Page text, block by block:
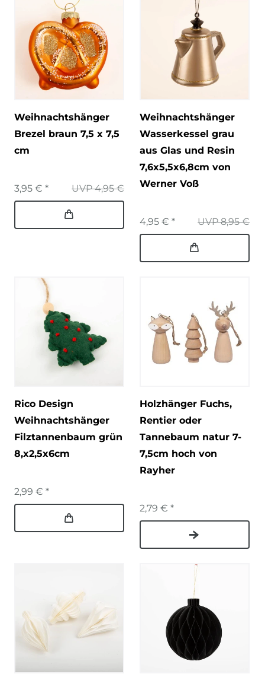
Weihnachtshänger
Brezel braun 7,5 x 7,5
cm
UVP 4,95 €
3,95 € *
Weihnachtshänger
Wasserkessel grau
aus Glas und Resin
7,6x5,5x6,8cm von
Werner Voß
UVP 8,95 €
4,95 € *
Rico Design
Weihnachtshänger
Filztannenbaum grün
8,x2,5x6cm
2,99 € *
Holzhänger Fuchs,
Rentier oder
Tannebaum natur 7-
7,5cm hoch von
Rayher
2,79 € *